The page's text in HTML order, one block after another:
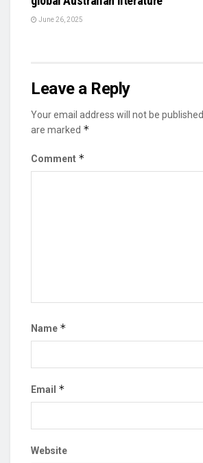
June 26, 2025
Leave a Reply
Your email address will not be published.
are marked *
Comment *
Name *
Email *
Website